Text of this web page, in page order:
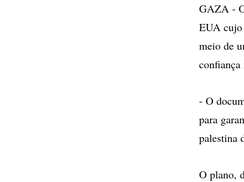
GAZA -
EUA cujo
meio de
confiança
- O
para
palestina
O plano,